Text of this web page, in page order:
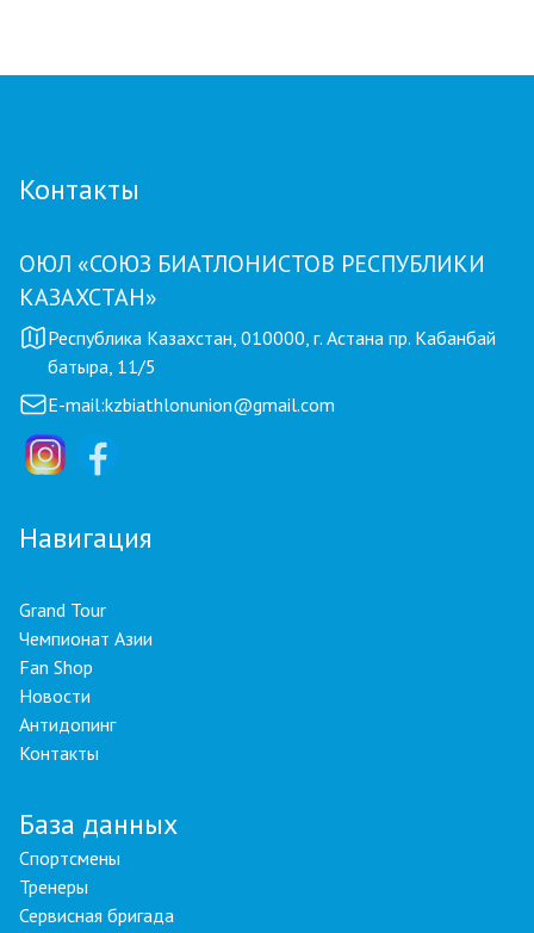
Контакты
ОЮЛ «СОЮЗ БИАТЛОНИСТОВ РЕСПУБЛИКИ
КАЗАХСТАН»
Республика Казахстан, 010000, г. Астана пр. Кабанбай
батыра, 11/5
E-mail:kzbiathlonunion@gmail.com
Навигация
Grand Tour
Чемпионат Азии
Fan Shop
Новости
Антидопинг
Контакты
База данных
Спортсмены
Тренеры
Сервисная бригада